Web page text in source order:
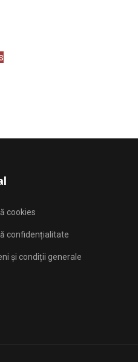
cookies
confidențialitate
și condiții generale